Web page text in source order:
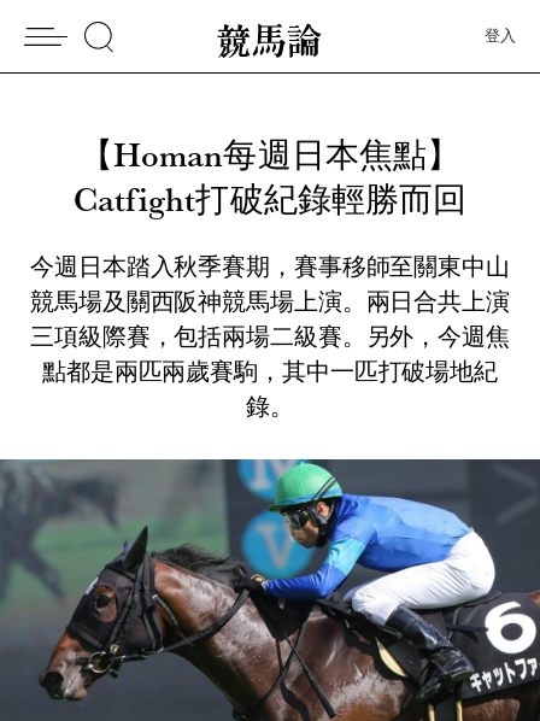
登入
【Homan每週日本焦點】
Catfight打破紀錄輕勝而回
今週日本踏入秋季賽期，賽事移師至關東中山
競馬場及關西阪神競馬場上演。兩日合共上演
三項級際賽，包括兩場二級賽。另外，今週焦
點都是兩匹兩歲賽駒，其中一匹打破場地紀
錄。